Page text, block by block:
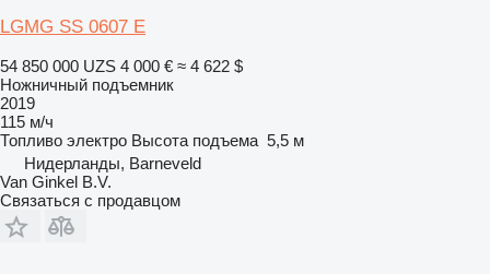
LGMG SS 0607 E
54 850 000 UZS 4 000 € ≈ 4 622 $
Ножничный подъемник
2019
115 м/ч
Топливо электро Высота подъема 5,5 м
Нидерланды, Barneveld
Van Ginkel B.V.
Связаться с продавцом